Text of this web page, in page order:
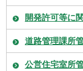
開発許可等に
道路管理課所
公営住宅室所